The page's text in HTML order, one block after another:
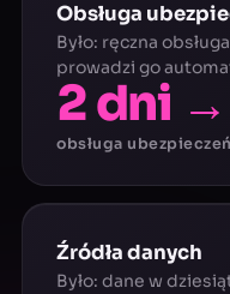
Obsługa
Było: ręczna
prowadzi go
2 dni
obsługa ubezpieczeń
Źródła danych
Było: dane w